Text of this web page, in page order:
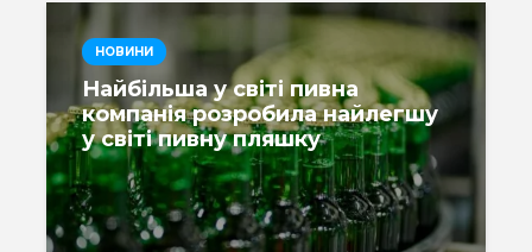
НОВИНИ
Найбільша у світі пивна
компанія розробила найлегшу
у світі пивну пляшку